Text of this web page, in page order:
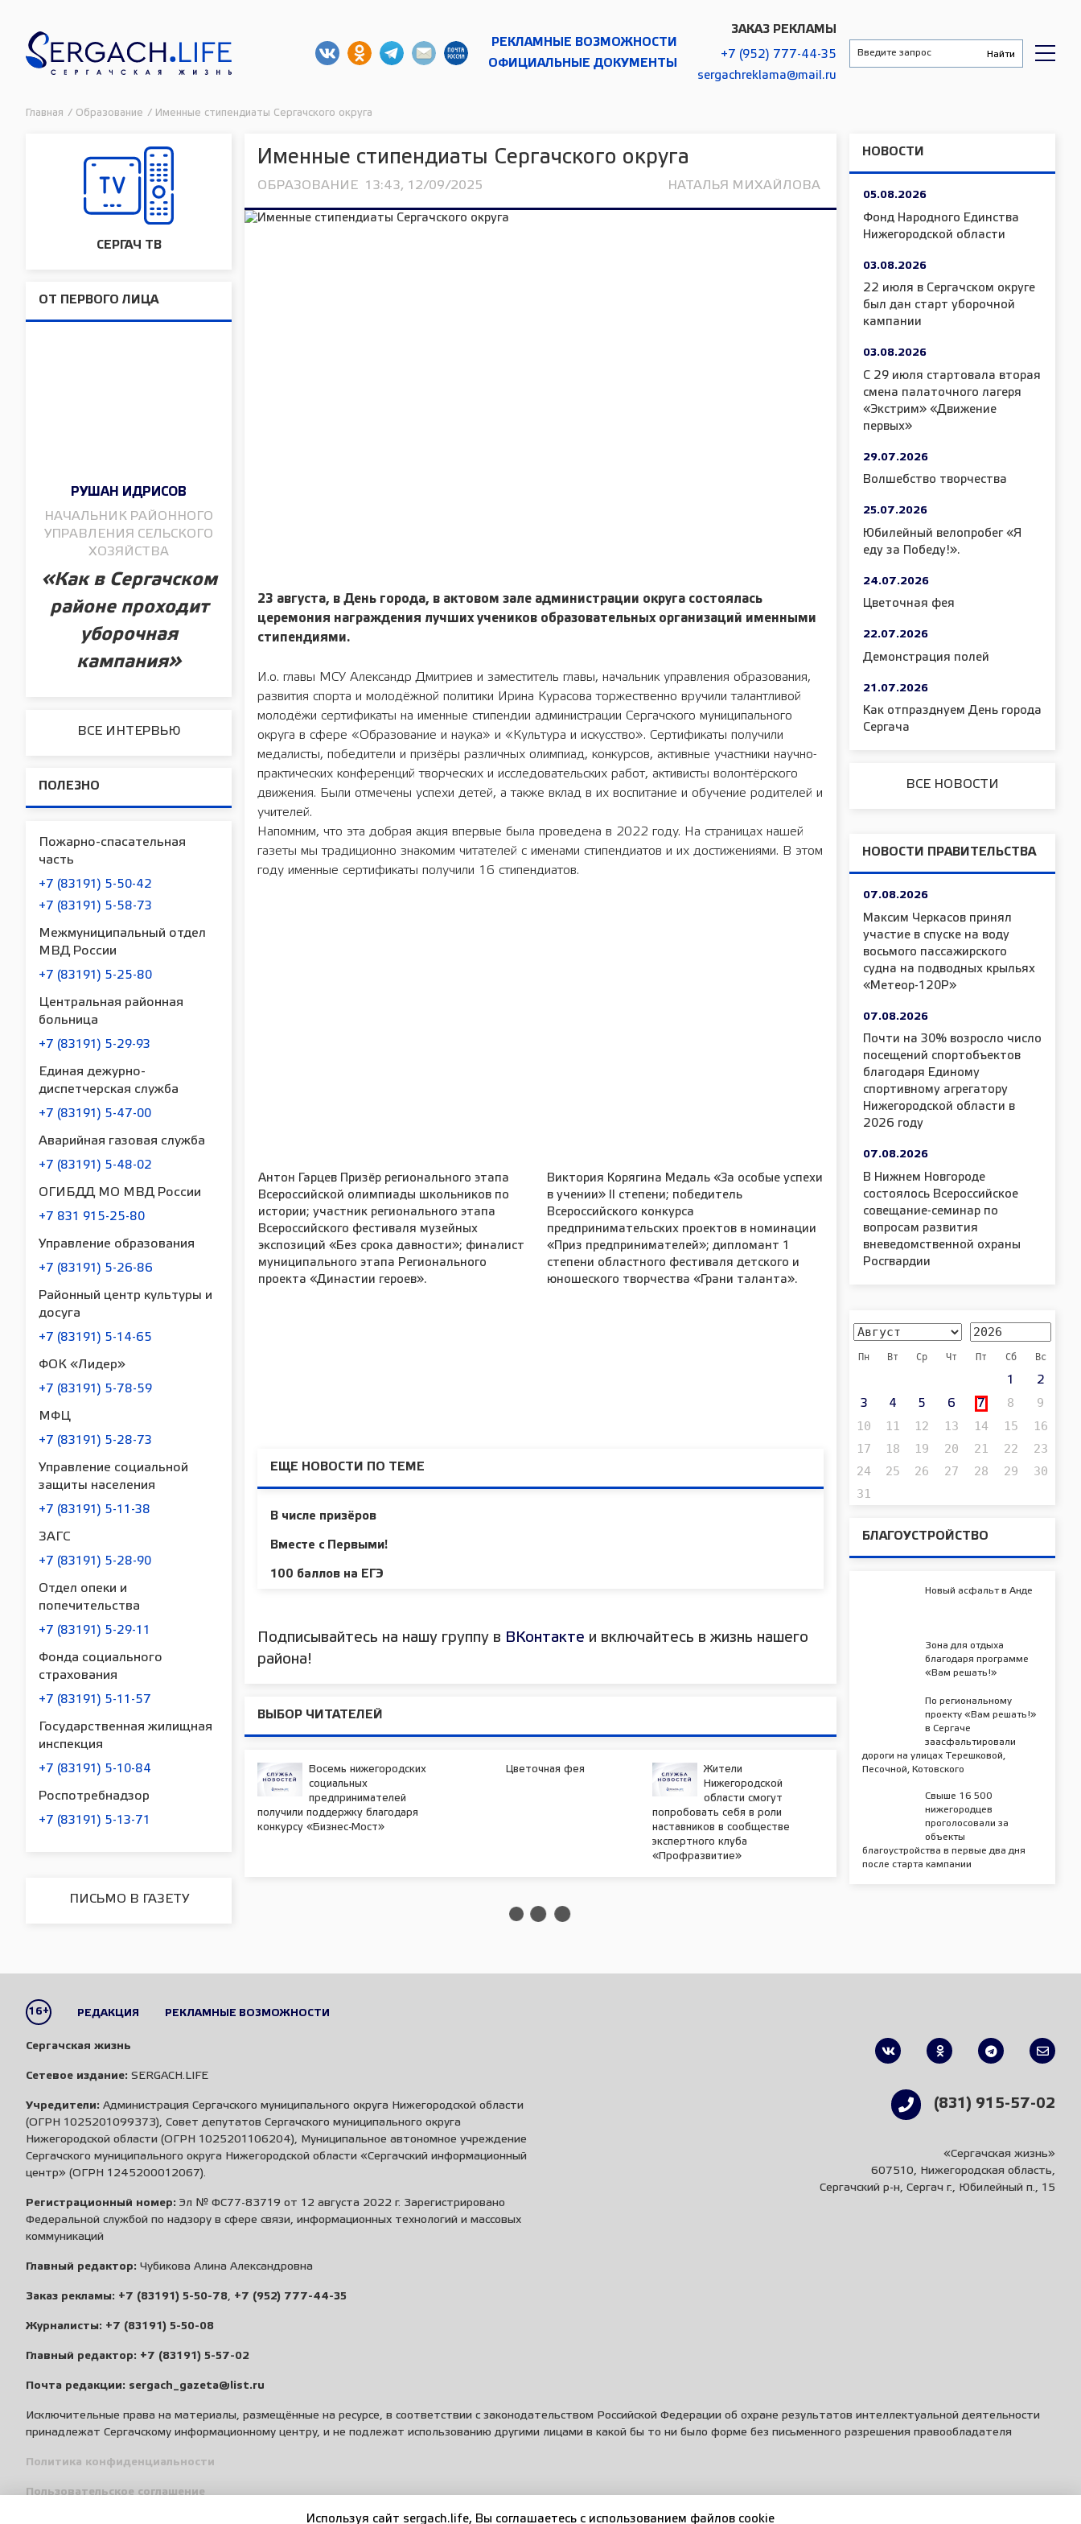
РЕКЛАМНЫЕ ВОЗМОЖНОСТИ
ОФИЦИАЛЬНЫЕ ДОКУМЕНТЫ
ЗАКАЗ РЕКЛАМЫ
+7 (952) 777-44-35
sergachreklama@mail.ru
Главная / Образование / Именные стипендиаты Сергачского округа
СЕРГАЧ ТВ
ОТ ПЕРВОГО ЛИЦА
РУШАН ИДРИСОВ
НАЧАЛЬНИК РАЙОННОГО
УПРАВЛЕНИЯ СЕЛЬСКОГО
ХОЗЯЙСТВА
«Как в Сергачском
районе проходит
уборочная
кампания»
ВСЕ ИНТЕРВЬЮ
ПОЛЕЗНО
Пожарно-спасательная
часть
+7 (83191) 5-50-42
+7 (83191) 5-58-73
Межмуниципальный отдел
МВД России
+7 (83191) 5-25-80
Центральная районная
больница
+7 (83191) 5-29-93
Единая дежурно-
диспетчерская служба
+7 (83191) 5-47-00
Аварийная газовая служба
+7 (83191) 5-48-02
ОГИБДД МО МВД России
+7 831 915-25-80
Управление образования
+7 (83191) 5-26-86
Районный центр культуры и
досуга
+7 (83191) 5-14-65
ФОК «Лидер»
+7 (83191) 5-78-59
МФЦ
+7 (83191) 5-28-73
Управление социальной
защиты населения
+7 (83191) 5-11-38
ЗАГС
+7 (83191) 5-28-90
Отдел опеки и
попечительства
+7 (83191) 5-29-11
Фонда социального
страхования
+7 (83191) 5-11-57
Государственная жилищная
инспекция
+7 (83191) 5-10-84
Роспотребнадзор
+7 (83191) 5-13-71
ПИСЬМО В ГАЗЕТУ
Именные стипендиаты Сергачского округа
ОБРАЗОВАНИЕ 13:43, 12/09/2025 НАТАЛЬЯ МИХАЙЛОВА
23 августа, в День города, в актовом зале администрации округа состоялась
церемония награждения лучших учеников образовательных организаций именными
стипендиями.
И.о. главы МСУ Александр Дмитриев и заместитель главы, начальник управления образования,
развития спорта и молодёжной политики Ирина Курасова торжественно вручили талантливой
молодёжи сертификаты на именные стипендии администрации Сергачского муниципального
округа в сфере «Образование и наука» и «Культура и искусство». Сертификаты получили
медалисты, победители и призёры различных олимпиад, конкурсов, активные участники научно-
практических конференций творческих и исследовательских работ, активисты волонтёрского
движения. Были отмечены успехи детей, а также вклад в их воспитание и обучение родителей и
учителей.
Напомним, что эта добрая акция впервые была проведена в 2022 году. На страницах нашей
газеты мы традиционно знакомим читателей с именами стипендиатов и их достижениями. В этом
году именные сертификаты получили 16 стипендиатов.
II степени; призёр муниципального
Всероссийской патриотической игры
диктанта на тему событий
Отечественной войны «Диктант
Антон Гарцев Призёр регионального этапа
Всероссийской олимпиады школьников по
истории; участник регионального этапа
Всероссийского фестиваля музейных
экспозиций «Без срока давности»; финалист
муниципального этапа Регионального
проекта «Династии героев».
Виктория Корягина Медаль «За особые успехи
в учении» II степени; победитель
Всероссийского конкурса
предпринимательских проектов в номинации
«Приз предпринимателей»; дипломант 1
степени областного фестиваля детского и
юношеского творчества «Грани таланта».
Кирилл Лисовец Медаль «За особые
учении» II степени; призёр
чемпионата среди юниоров
«Профессионалы»; финалист
предпринимательского кейс-баттла;
неоднократный участник научно-
ЕЩЕ НОВОСТИ ПО ТЕМЕ
В числе призёров
Вместе с Первыми!
100 баллов на ЕГЭ
Подписывайтесь на нашу группу в ВКонтакте и включайтесь в жизнь нашего
района!
ВЫБОР ЧИТАТЕЛЕЙ
Восемь нижегородских
социальных
предпринимателей
получили поддержку благодаря
конкурсу «Бизнес-Мост»
Цветочная фея
Жители
Нижегородской
области смогут
попробовать себя в роли
наставников в сообществе
экспертного клуба
«Профразвитие»
НОВОСТИ
05.08.2026
Фонд Народного Единства
Нижегородской области
03.08.2026
22 июля в Сергачском округе
был дан старт уборочной
кампании
03.08.2026
С 29 июля стартовала вторая
смена палаточного лагеря
«Экстрим» «Движение
первых»
29.07.2026
Волшебство творчества
25.07.2026
Юбилейный велопробег «Я
еду за Победу!».
24.07.2026
Цветочная фея
22.07.2026
Демонстрация полей
21.07.2026
Как отпразднуем День города
Сергача
ВСЕ НОВОСТИ
НОВОСТИ ПРАВИТЕЛЬСТВА
07.08.2026
Максим Черкасов принял
участие в спуске на воду
восьмого пассажирского
судна на подводных крыльях
«Метеор-120Р»
07.08.2026
Почти на 30% возросло число
посещений спортобъектов
благодаря Единому
спортивному агрегатору
Нижегородской области в
2026 году
07.08.2026
В Нижнем Новгороде
состоялось Всероссийское
совещание-семинар по
вопросам развития
вневедомственной охраны
Росгвардии
Пн Вт Ср Чт Пт Сб Вс
1 2
3 4 5 6 7 8
9
10
11 12 13 14 15
16
17
18 19 20 21 22
23
24
25 26 27 28 29
30
31
БЛАГОУСТРОЙСТВО
Новый асфальт в Анде
Зона для отдыха
благодаря программе
«Вам решать!»
По региональному
проекту «Вам решать!»
в Сергаче
заасфальтировали
дороги на улицах Терешковой,
Песочной, Котовского
Свыше 16 500
нижегородцев
проголосовали за
объекты
благоустройства в первые два дня
после старта кампании
16+ РЕДАКЦИЯ РЕКЛАМНЫЕ ВОЗМОЖНОСТИ
Сергачская жизнь
Сетевое издание: SERGACH.LIFE
Учредители: Администрация Сергачского муниципального округа Нижегородской области
(ОГРН 1025201099373), Совет депутатов Сергачского муниципального округа
Нижегородской области (ОГРН 1025201106204), Муниципальное автономное учреждение
Сергачского муниципального округа Нижегородской области «Сергачский информационный
центр» (ОГРН 1245200012067).
Регистрационный номер: Эл № ФС77-83719 от 12 августа 2022 г. Зарегистрировано
Федеральной службой по надзору в сфере связи, информационных технологий и массовых
коммуникаций
Главный редактор: Чубикова Алина Александровна
Заказ рекламы: +7 (83191) 5-50-78, +7 (952) 777-44-35
Журналисты: +7 (83191) 5-50-08
Главный редактор: +7 (83191) 5-57-02
Почта редакции: sergach_gazeta@list.ru
(831) 915-57-02
«Сергачская жизнь»
607510, Нижегородская область,
Сергачский р-н, Сергач г., Юбилейный п., 15
Исключительные права на материалы, размещённые на ресурсе, в соответствии с законодательством Российской Федерации об охране результатов интеллектуальной деятельности
принадлежат Сергачскому информационному центру, и не подлежат использованию другими лицами в какой бы то ни было форме без письменного разрешения правообладателя
Политика конфиденциальности
Пользовательское соглашение
Используя сайт sergach.life, Вы соглашаетесь c использованием файлов cookie